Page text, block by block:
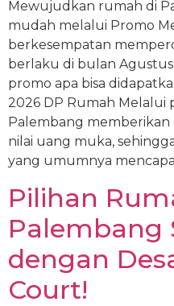
Mewujudkan rumah di
mudah melalui Promo
berkesempatan
berlaku di bulan Agustus
promo apa bisa
2026 DP Rumah Melalui
Palembang memberikan
nilai uang muka,
yang umumnya
Pilihan
Palembang
dengan
Court!